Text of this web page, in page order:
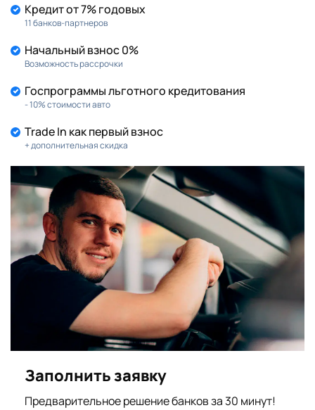
Кредит от 7% годовых
11 банков-партнеров
Начальный взнос 0%
Возможность рассрочки
Госпрограммы льготного кредитования
- 10% стоимости авто
Trade In как первый взнос
+ дополнительная скидка
Заполнить заявку
Предварительное решение банков за 30 минут!